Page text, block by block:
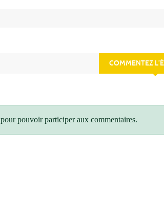
COMMENTEZ
pour pouvoir participer aux commentaires.